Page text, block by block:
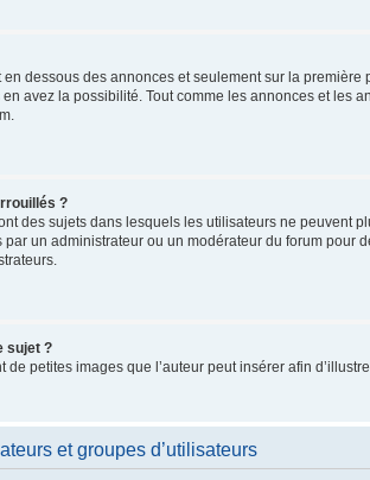
en dessous des annonces et seulement sur la
avez la possibilité. Tout comme les annonces et les
?
des sujets dans lesquels les utilisateurs ne peuvent
un administrateur ou un modérateur du forum pour
sujet ?
de petites images que l’auteur peut insérer afin
et groupes d’utilisateurs